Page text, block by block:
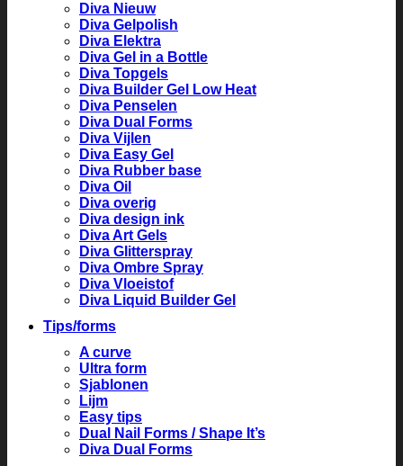
Diva Nieuw
Diva Gelpolish
Diva Elektra
Diva Gel in a Bottle
Diva Topgels
Diva Builder Gel Low Heat
Diva Penselen
Diva Dual Forms
Diva Vijlen
Diva Easy Gel
Diva Rubber base
Diva Oil
Diva overig
Diva design ink
Diva Art Gels
Diva Glitterspray
Diva Ombre Spray
Diva Vloeistof
Diva Liquid Builder Gel
Tips/forms
A curve
Ultra form
Sjablonen
Lijm
Easy tips
Dual Nail Forms / Shape It’s
Diva Dual Forms